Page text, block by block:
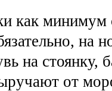
как
на
на стоянку,
от